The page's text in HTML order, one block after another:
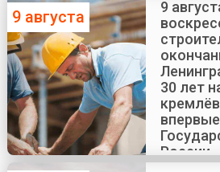
9 августа
9
30 лет
России